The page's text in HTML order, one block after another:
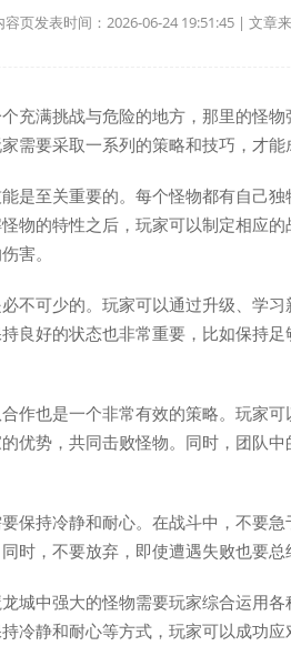
容页发表时间：2026-06-24 19:51:45 | 文章
充满挑战与危险的地方，那里的怪
需要采取一系列的策略和技巧，才能
是至关重要的。每个怪物都有自己
物的特性之后，玩家可以制定相应
害。
不可少的。玩家可以通过升级、学
良好的状态也非常重要，比如保持
作也是一个非常有效的策略。玩家
优势，共同击败怪物。同时，团队
保持冷静和耐心。在战斗中，不要
时，不要放弃，即使遭遇失败也要总
城中强大的怪物需要玩家综合运用
冷静和耐心等方式，玩家可以成功应